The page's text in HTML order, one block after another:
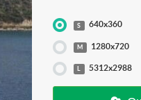
S 640x360
M 1280x720
L 5312x2988